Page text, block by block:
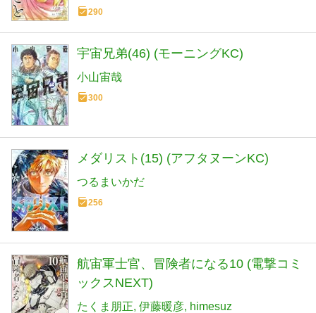
290
宇宙兄弟(46) (モーニングKC)
小山宙哉
300
メダリスト(15) (アフタヌーンKC)
つるまいかだ
256
航宙軍士官、冒険者になる10 (電撃コミ
ックスNEXT)
たくま朋正 伊藤暖彦 himesuz